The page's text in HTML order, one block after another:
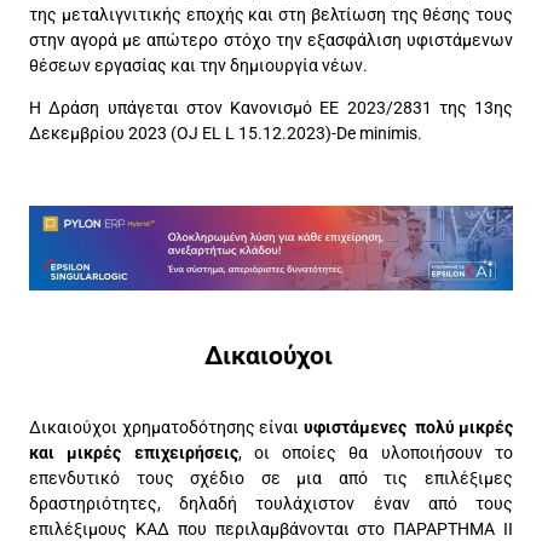
της μεταλιγνιτικής εποχής και στη βελτίωση της θέσης τους
στην αγορά με απώτερο στόχο την εξασφάλιση υφιστάμενων
θέσεων εργασίας και την δημιουργία νέων.
Η Δράση υπάγεται στον Κανονισμό ΕΕ 2023/2831 της 13ης
Δεκεμβρίου 2023 (OJ EL L 15.12.2023)-De minimis.
Δικαιούχοι
Δικαιούχοι χρηματοδότησης είναι υφιστάμενες πολύ μικρές
και μικρές επιχειρήσεις, οι οποίες θα υλοποιήσουν το
επενδυτικό τους σχέδιο σε μια από τις επιλέξιμες
δραστηριότητες, δηλαδή τουλάχιστον έναν από τους
επιλέξιμους ΚΑΔ που περιλαμβάνονται στο ΠΑΡΑΡΤΗΜΑ II